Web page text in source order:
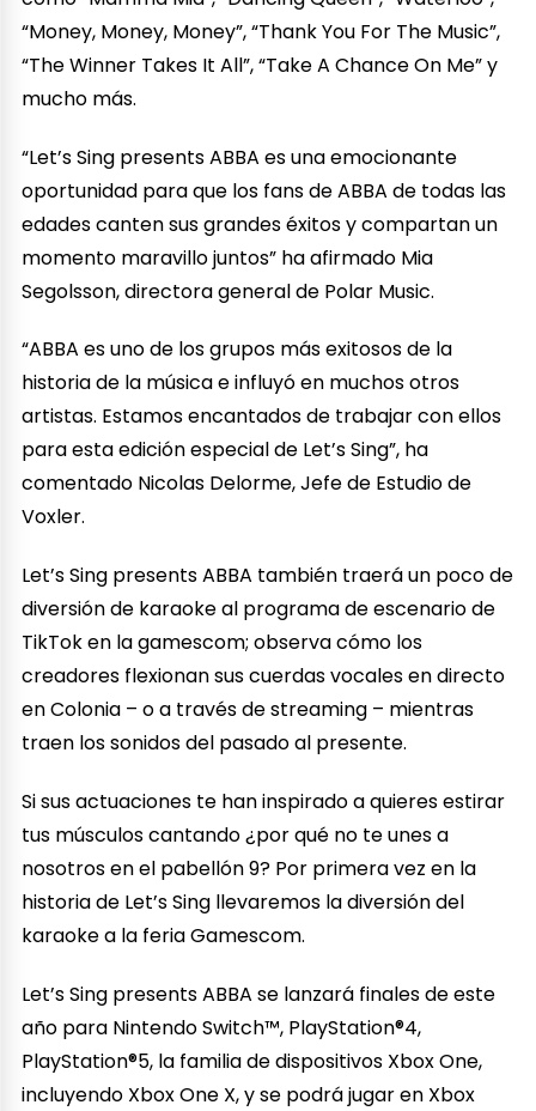
“Money, Money, Money”, “Thank You For The Music”,
“The Winner Takes It All”, “Take A Chance On Me” y
mucho más.
“Let’s Sing presents ABBA es una emocionante
oportunidad para que los fans de ABBA de todas las
edades canten sus grandes éxitos y compartan un
momento maravillo juntos” ha afirmado Mia
Segolsson, directora general de Polar Music.
“ABBA es uno de los grupos más exitosos de la
historia de la música e influyó en muchos otros
artistas. Estamos encantados de trabajar con ellos
para esta edición especial de Let’s Sing”, ha
comentado Nicolas Delorme, Jefe de Estudio de
Voxler.
Let’s Sing presents ABBA también traerá un poco de
diversión de karaoke al programa de escenario de
TikTok en la gamescom; observa cómo los
creadores flexionan sus cuerdas vocales en directo
en Colonia – o a través de streaming – mientras
traen los sonidos del pasado al presente.
Si sus actuaciones te han inspirado a quieres estirar
tus músculos cantando ¿por qué no te unes a
nosotros en el pabellón 9? Por primera vez en la
historia de Let’s Sing llevaremos la diversión del
karaoke a la feria Gamescom.
Let’s Sing presents ABBA se lanzará finales de este
año para Nintendo Switch™, PlayStation®4,
PlayStation®5, la familia de dispositivos Xbox One,
incluyendo Xbox One X, y se podrá jugar en Xbox